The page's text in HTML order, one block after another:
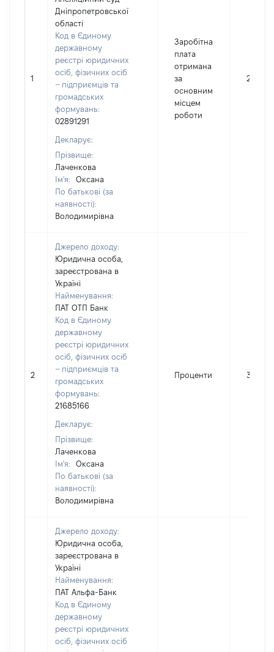
1
Дніпропетровської
області
Код в Єдиному
державному
реєстрі юридичних
осіб, фізичних осіб
– підприємців та
громадських
формувань:
02891291
Декларує:
Прізвище:
Лаченкова
Ім'я:
Оксана
По батькові (за
наявності):
Володимирівна
Заробітна
плата
отримана
за
основним
місцем
роботи
288862
2
Джерело доходу:
Юридична особа,
зареєстрована в
Україні
Найменування:
ПАТ ОТП Банк
Код в Єдиному
державному
реєстрі юридичних
осіб, фізичних осіб
– підприємців та
громадських
формувань:
21685166
Декларує:
Прізвище:
Лаченкова
Ім'я:
Оксана
По батькові (за
наявності):
Володимирівна
Проценти 38
Джерело доходу:
Юридична особа,
зареєстрована в
Україні
Найменування:
ПАТ Альфа-Банк
Код в Єдиному
державному
реєстрі юридичних
осіб, фізичних осіб